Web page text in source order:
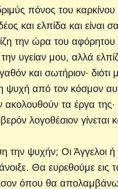
πόνος του καρκίνου
και ελπίδα και είναι
την ώρα του
υγείαν μου, αλλά
και σωτήριον· διότι
ψυχή από τον κόσμον
τα έργα της·
λογοθέσιον γίνεται
ψυχήν; Οι Άγγελοι ή
Θα ευρεθούμε
όπου θα